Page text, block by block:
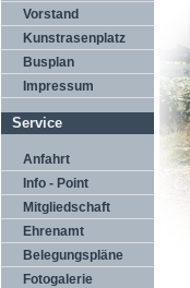
Vorstand
Kunstrasenplatz
Busplan
Impressum
Service
Anfahrt
Info - Point
Mitgliedschaft
Ehrenamt
Belegungspläne
Fotogalerie